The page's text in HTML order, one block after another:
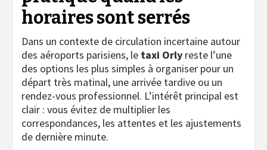
horaires sont serrés
Dans un contexte de circulation incertaine autour
des aéroports parisiens, le taxi Orly reste l’une
des options les plus simples à organiser pour un
départ très matinal, une arrivée tardive ou un
rendez-vous professionnel. L’intérêt principal est
clair : vous évitez de multiplier les
correspondances, les attentes et les ajustements
de dernière minute.